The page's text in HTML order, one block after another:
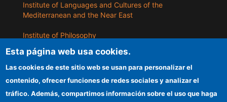
Institute of Languages ​​and Cultures of the
Mediterranean and the Near East
Institute of Philosophy
Institute of Public Policies and Goods
ILLA
Esta página web usa cookies.
Las cookies de este sitio web se usan para personalizar el
contenido, ofrecer funciones de redes sociales y analizar el
tráfico. Además, compartimos información sobre el uso que haga